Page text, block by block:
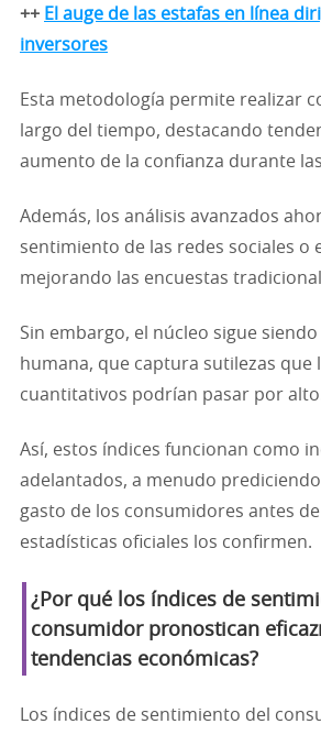
++ El auge de las estafas en línea
inversores
Esta metodología permite realizar
largo del tiempo, destacando
aumento de la confianza durante
Además, los análisis avanzados
sentimiento de las redes sociales o
mejorando las encuestas
Sin embargo, el núcleo sigue
humana, que captura sutilezas que
cuantitativos podrían pasar por
Así, estos índices funcionan como
adelantados, a menudo prediciendo
gasto de los consumidores antes
estadísticas oficiales los confirmen.
¿Por qué los índices de
consumidor pronostican
tendencias económicas?
Los índices de sentimiento del